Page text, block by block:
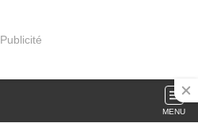
Publicité
MENU